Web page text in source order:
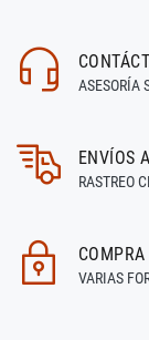
ASESORÍA
ENVÍOS
RASTREO
VARIAS